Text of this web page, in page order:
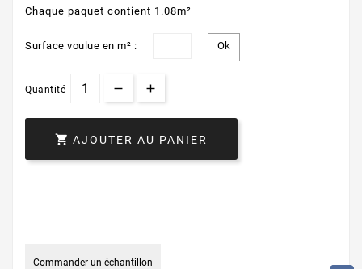
Chaque paquet contient 1.08m²
Surface voulue en m² :
Quantité
 AJOUTER AU PANIER
Commander un échantillon